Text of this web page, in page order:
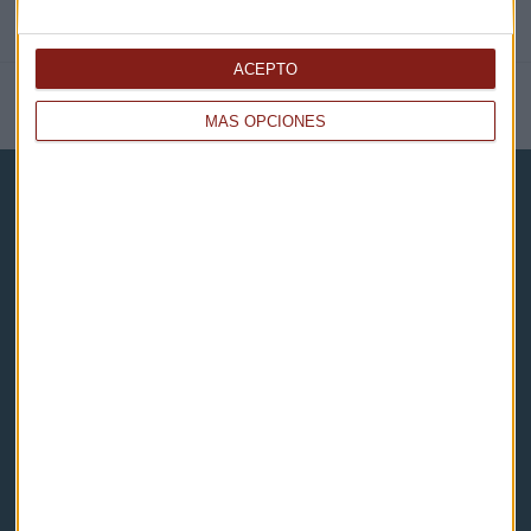
MÁS OPCIONES
ACEPTO
NOTICIAS RELACIONADAS